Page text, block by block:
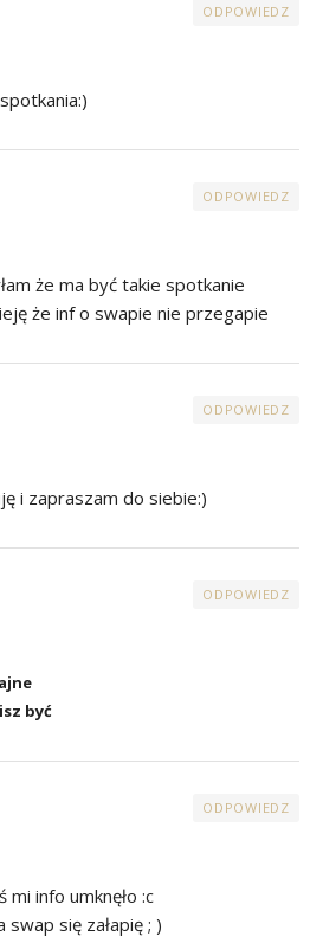
ODPOWIEDZ
ODPOWIEDZ
że ma być takie spotkanie
że inf o swapie nie przegapie
ODPOWIEDZ
i zapraszam do siebie:)
ODPOWIEDZ
być
ODPOWIEDZ
mi info umknęło :c
się załapię ; )